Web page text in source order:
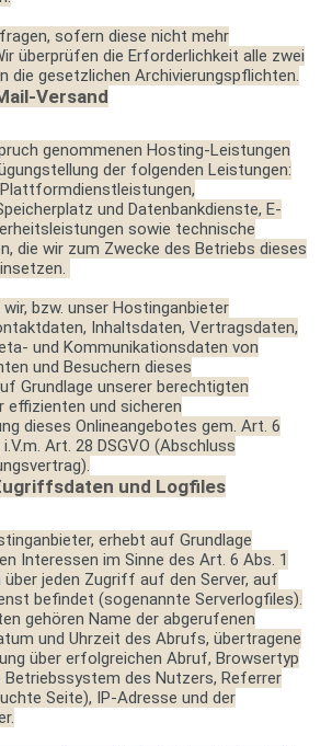
sofern diese nicht mehr
überprüfen die Erforderlichkeit alle zwei
die gesetzlichen Archivierungspflichten.
Versand
genommenen Hosting-Leistungen
der folgenden Leistungen:
und Datenbankdienste, E-
sowie technische
die wir zum Zwecke des Betriebs dieses
bzw. unser Hostinganbieter
Inhaltsdaten, Vertragsdaten,
und Kommunikationsdaten von
und Besuchern dieses
Grundlage unserer berechtigten
effizienten und sicheren
dieses Onlineangebotes gem. Art. 6
Art. 28 DSGVO (Abschluss
und Logfiles
erhebt auf Grundlage
Interessen im Sinne des Art. 6 Abs. 1
über jeden Zugriff auf den Server, auf
befindet (sogenannte Serverlogfiles).
gehören Name der abgerufenen
und Uhrzeit des Abrufs, übertragene
über erfolgreichen Abruf, Browsertyp
Betriebssystem des Nutzers, Referrer
Seite), IP-Adresse und der